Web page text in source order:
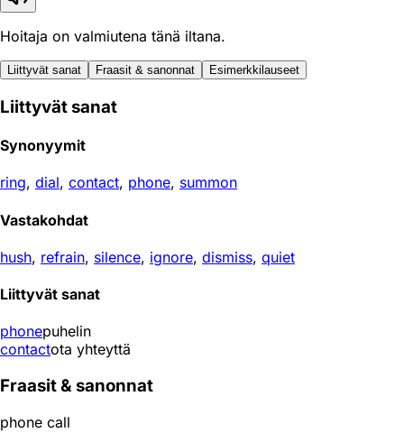
Hoitaja on valmiutena tänä iltana.
Liittyvät sanat Fraasit & sanonnat Esimerkkilauseet
Liittyvät sanat
Synonyymit
ring, dial, contact, phone, summon
Vastakohdat
hush, refrain, silence, ignore, dismiss, quiet
Liittyvät sanat
phonepuhelin
contactota yhteyttä
Fraasit & sanonnat
phone call